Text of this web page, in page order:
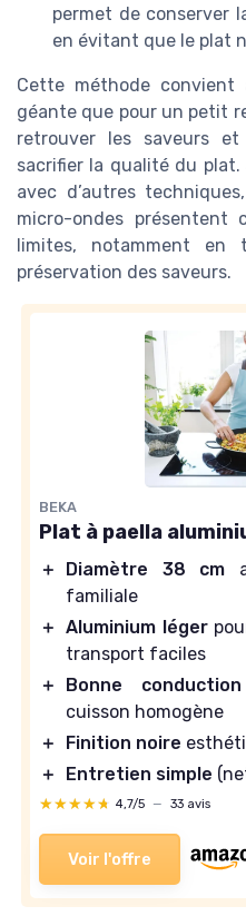
permet de conserver
en évitant que le plat
Cette méthode convient
géante que pour un petit
retrouver les saveurs
sacrifier la qualité du
avec d’autres
micro-ondes présentent
limites, notamment
préservation des saveurs.
BEKA
Plat à paella
＋ Diamètre 38 cm
familiale
＋ Aluminium léger
transport faciles
＋
Bonne
cuisson homogène
＋
Finition noire
＋
Entretien simple
★★★★★
★★★★★ 4,7/5 — 33 avis
Voir l'offre